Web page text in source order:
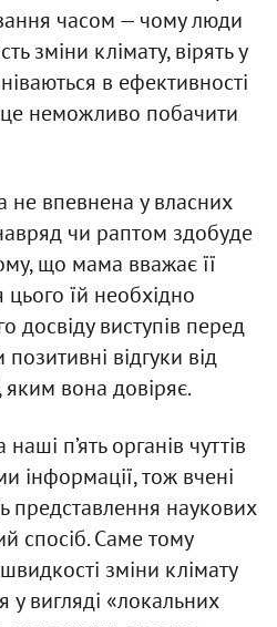
часом — чому люди
зміни клімату, вірять у
в ефективності
неможливо побачити
не впевнена у власних
чи раптом здобуде
що мама вважає її
їй необхідно
досвіду виступів перед
відгуки від
вона довіряє.
п’ять органів чуттів
інформації, тож вчені
представлення наукових
спосіб. Саме тому
зміни клімату
у вигляді «локальних